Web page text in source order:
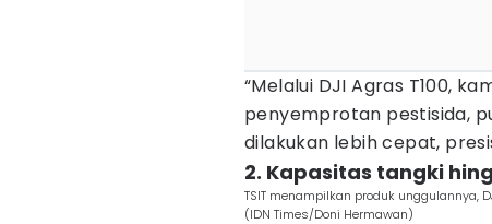
“Melalui DJI Agras T100,
penyemprotan pestisida,
dilakukan lebih cepat,
2. Kapasitas tangki
TSIT menampilkan produk unggulannya,
(IDN Times/Doni Hermawan)